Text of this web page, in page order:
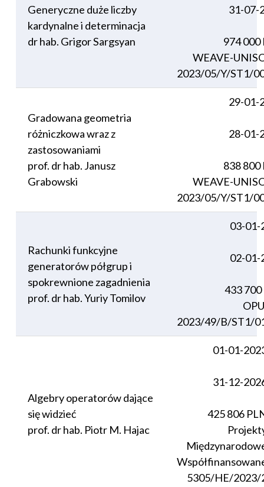
Generyczne duże liczby
kardynalne i determinacja
dr hab. Grigor Sargsyan
31-07-
974 000
WEAVE-
2023/05/Y/ST1/
Gradowana geometria
różniczkowa wraz z
zastosowaniami
prof. dr hab. Janusz
Grabowski
29-01-
28-01-
838 800
WEAVE-
2023/05/Y/ST1/
Rachunki funkcyjne
generatorów półgrup i
spokrewnione zagadnienia
prof. dr hab. Yuriy Tomilov
03-01-
02-01-
433 700
2023/49/B/ST1/
Algebry operatorów dające
się widzieć
prof. dr hab. Piotr M. Hajac
01-01-
31-12-
425 806
5305/HE/2023/